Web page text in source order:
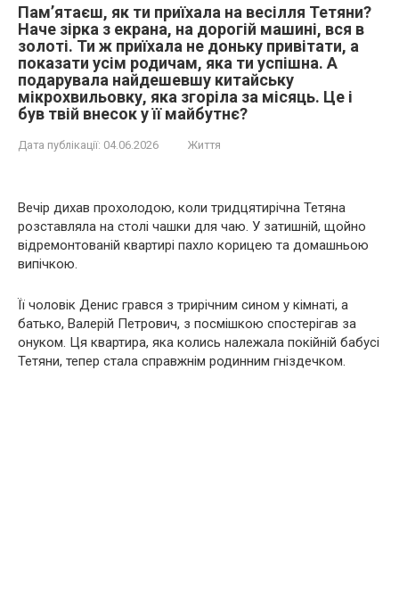
Пам’ятаєш, як ти приїхала на весілля Тетяни?
Наче зірка з екрана, на дорогій машині, вся в
золоті. Ти ж приїхала не доньку привітати, а
показати усім родичам, яка ти успішна. А
подарувала найдешевшу китайську
мікрохвильовку, яка згоріла за місяць. Це і
був твій внесок у її майбутнє?
Дата публікації: 04.06.2026 Життя
Вечір дихав прохолодою, коли тридцятирічна Тетяна
розставляла на столі чашки для чаю. У затишній, щойно
відремонтованій квартирі пахло корицею та домашньою
випічкою.
Її чоловік Денис грався з трирічним сином у кімнаті, а
батько, Валерій Петрович, з посмішкою спостерігав за
онуком. Ця квартира, яка колись належала покійній бабусі
Тетяни, тепер стала справжнім родинним гніздечком.